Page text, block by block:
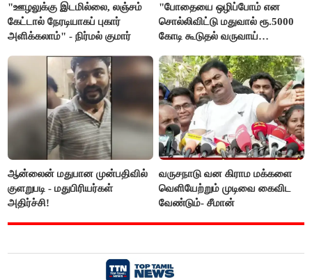
"ஊழலுக்கு இடமில்லை, லஞ்சம்
கேட்டால் நேரடியாகப் புகார்
அளிக்கலாம்" - நிர்மல் குமார்
"போதையை ஒழிப்போம் என
சொல்லிவிட்டு மதுவால் ரூ.5000
கோடி கூடுதல் வருவாய்
மார்க்கண்டேயன்
ஆன்லைன் மதுபான முன்பதிவில்
குளறுபடி - மதுபிரியர்கள்
அதிர்ச்சி!
வருசநாடு வன கிராம மக்களை
வெளியேற்றும் முடிவை கைவிட
வேண்டும்- சீமான்